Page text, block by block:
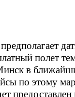
полет
в
по этому
предоставлен